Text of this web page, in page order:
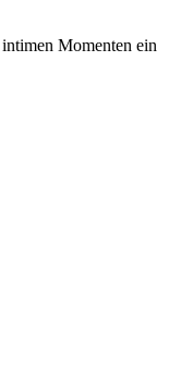
Momenten ein